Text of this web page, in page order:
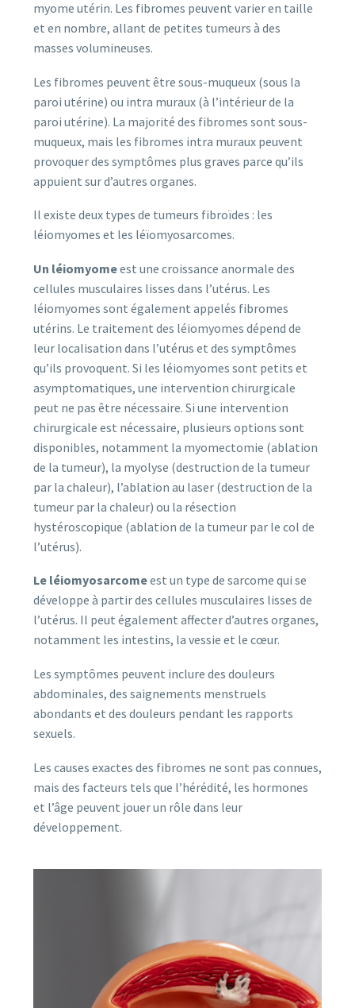
myome utérin. Les fibromes peuvent varier en taille
et en nombre, allant de petites tumeurs à des
masses volumineuses.
Les fibromes peuvent être sous-muqueux (sous la
paroi utérine) ou intra muraux (à l’intérieur de la
paroi utérine). La majorité des fibromes sont sous-
muqueux, mais les fibromes intra muraux peuvent
provoquer des symptômes plus graves parce qu’ils
appuient sur d’autres organes.
Il existe deux types de tumeurs fibroïdes : les
léiomyomes et les léïomyosarcomes.
Un léiomyomeest une croissance anormale des
cellules musculaires lisses dans l’utérus. Les
léiomyomes sont également appelés fibromes
utérins. Le traitement des léiomyomes dépend de
leur localisation dans l’utérus et des symptômes
qu’ils provoquent. Si les léiomyomes sont petits et
asymptomatiques, une intervention chirurgicale
peut ne pas être nécessaire. Si une intervention
chirurgicale est nécessaire, plusieurs options sont
disponibles, notamment la myomectomie (ablation
de la tumeur), la myolyse (destruction de la tumeur
par la chaleur), l’ablation au laser (destruction de la
tumeur par la chaleur) ou la résection
hystéroscopique (ablation de la tumeur par le col de
l’utérus).
Le léiomyosarcomeest un type de sarcome qui se
développe à partir des cellules musculaires lisses de
l’utérus. Il peut également affecter d’autres organes,
notamment les intestins, la vessie et le cœur.
Les symptômes peuvent inclure des douleurs
abdominales, des saignements menstruels
abondants et des douleurs pendant les rapports
sexuels.
Les causes exactes des fibromes ne sont pas connues,
mais des facteurs tels que l’hérédité, les hormones
et l’âge peuvent jouer un rôle dans leur
développement.